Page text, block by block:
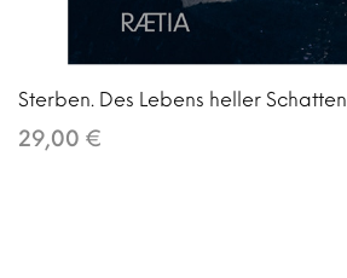
Sterben. Des Lebens heller Schatten
29,00 €